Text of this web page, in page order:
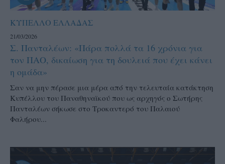
ΚΥΠΕΛΛΟ ΕΛΛΑΔΑΣ
21/03/2026
Σ. Πανταλέων: «Πάρα πολλά τα 16 χρόνια για
τον ΠΑΟ, δικαίωση για τη δουλειά που έχει κάνει
η ομάδα»
Σαν να μην πέρασε μια μέρα από την τελευταία κατάκτηση
Κυπέλλου του Παναθηναϊκού που ως αρχηγός ο Σωτήρης
Πανταλέων σήκωσε στο Τροκαντερό του Παλαιού
Φαλήρου...